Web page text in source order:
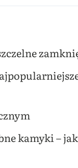
kamyki –